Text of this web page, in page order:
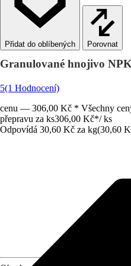
Porovnat
Granulované hnojivo
5(1 Hodnocení)
cenu — 306,00 Kč * Všechny
přepravu za ks306,00 Kč*/ ks
Odpovídá 30,60 Kč za kg(30,60